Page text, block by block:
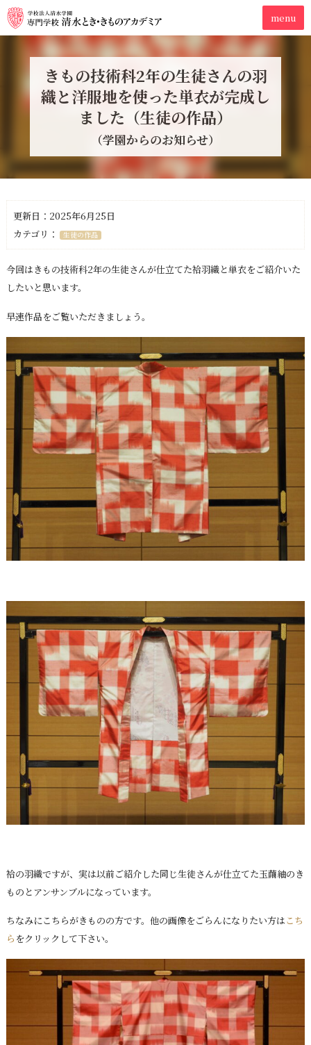
きもの技術科2年の生徒さんの羽
織と洋服地を使った単衣が完成し
ました（生徒の作品）
（学園からのお知らせ）
更新日：2025年6月25日
カテゴリ：
生徒の作品
今回はきもの技術科2年の生徒さんが仕立てた袷羽織と単衣をご紹介いた
したいと思います。
早速作品をご覧いただきましょう。
袷の羽織ですが、実は以前ご紹介した同じ生徒さんが仕立てた玉繭紬のき
ものとアンサンブルになっています。
ちなみにこちらがきものの方です。他の画像をごらんになりたい方はこち
ら をクリックして下さい。